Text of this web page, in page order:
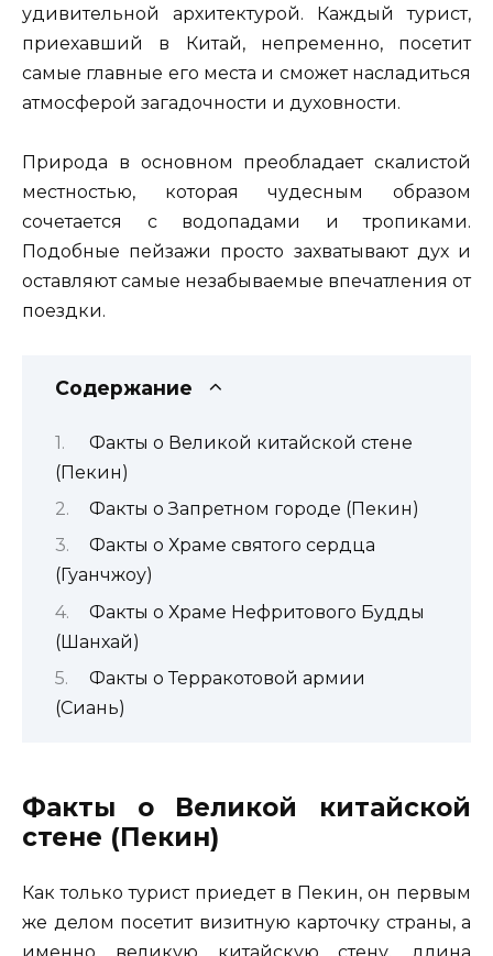
удивительной архитектурой. Каждый турист,
приехавший в Китай, непременно, посетит
самые главные его места и сможет насладиться
атмосферой загадочности и духовности.
Природа в основном преобладает скалистой
местностью, которая чудесным образом
сочетается с водопадами и тропиками.
Подобные пейзажи просто захватывают дух и
оставляют самые незабываемые впечатления от
поездки.
Содержание
Факты о Великой китайской стене
(Пекин)
Факты о Запретном городе (Пекин)
Факты о Храме святого сердца
(Гуанчжоу)
Факты о Храме Нефритового Будды
(Шанхай)
Факты о Терракотовой армии
(Сиань)
Факты о Великой китайской
стене (Пекин)
Как только турист приедет в Пекин, он первым
же делом посетит визитную карточку страны, а